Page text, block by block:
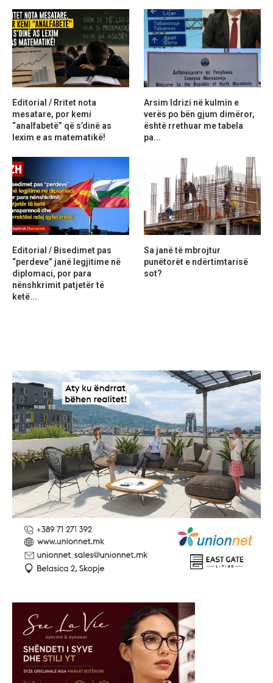
Editorial / Rritet nota
mesatare, por kemi
“analfabetë” që s’dinë as
lexim e as matematikë!
Arsim Idrizi në kulmin e
verës po bën gjum dimëror,
është rrethuar me tabela
pa...
Editorial / Bisedimet pas
“perdeve” janë legjitime në
diplomaci, por para
nënshkrimit patjetër të
ketë...
Sa janë të mbrojtur
punëtorët e ndërtimtarisë
sot?